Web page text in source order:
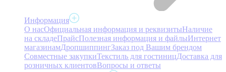
Информация
О насОфициальная информация и реквизитыНаличие
на складеПрайсПолезная информация и файлыИнтернет
магазинамДропшиппингЗаказ под Вашим брендом
Совместные закупкиТекстиль для гостиницДоставка для
розничных клиентовВопросы и ответы